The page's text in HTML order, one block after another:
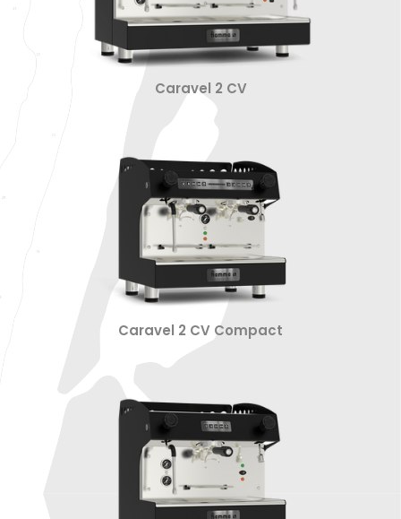
Caravel 2 CV
Caravel 2 CV Compact